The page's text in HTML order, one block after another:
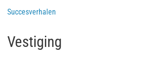
Succesverhalen
Vestiging